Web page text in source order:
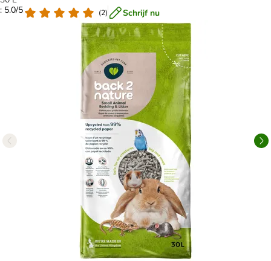
: 5.0/5
(2) Schrijf nu